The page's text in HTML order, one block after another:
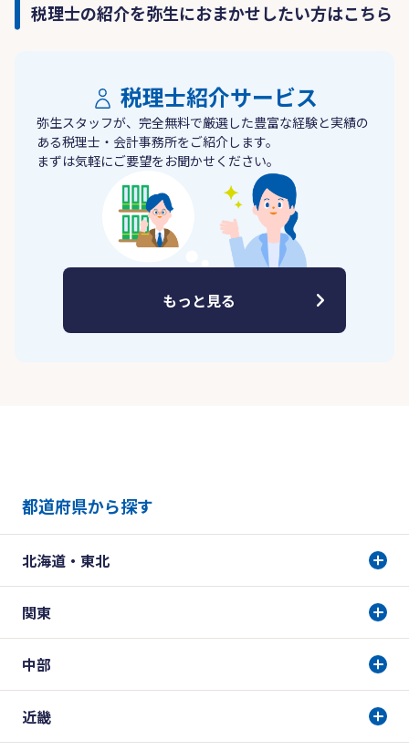
税理士の紹介を弥生におまかせしたい方はこちら
税理士紹介サービス
弥生スタッフが、完全無料で厳選した豊富な経験と実績の
ある税理士・会計事務所をご紹介します。
まずは気軽にご要望をお聞かせください。
もっと見る
都道府県から探す
北海道・東北
関東
中部
近畿